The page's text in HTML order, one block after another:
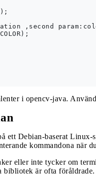
,second
i opencv-java.
ett Debian-baserat
kommandona när
eller inte tycker om
bibliotek är ofta föråldrade.